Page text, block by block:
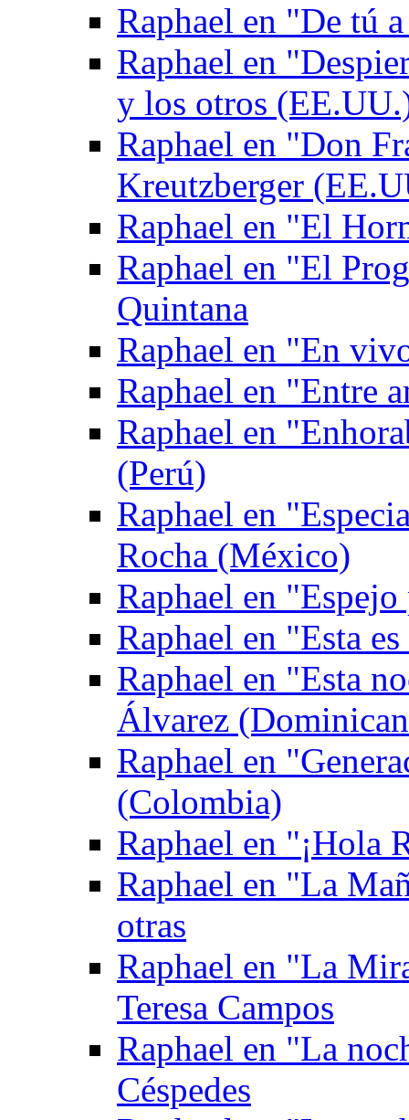
Raphael en "De tú
Raphael en
y los otros
Raphael en "Don
Kreutzberger
Raphael en "El
Raphael en "El
Quintana
Raphael en "En
Raphael en "Entre
Raphael en
(Perú)
Raphael en
Rocha (México)
Raphael en
Raphael en "Esta
Raphael en "Esta
Álvarez
Raphael en
(Colombia)
Raphael en "¡Hola
Raphael en "La
otras
Raphael en "La
Teresa Campos
Raphael en "La
Céspedes